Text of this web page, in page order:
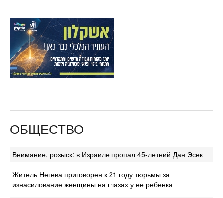
ОБЩЕСТВО
Внимание, розыск: в Израиле пропал 45-летний Дан Эсек
Житель Негева приговорен к 21 году тюрьмы за
изнасилование женщины на глазах у ее ребенка